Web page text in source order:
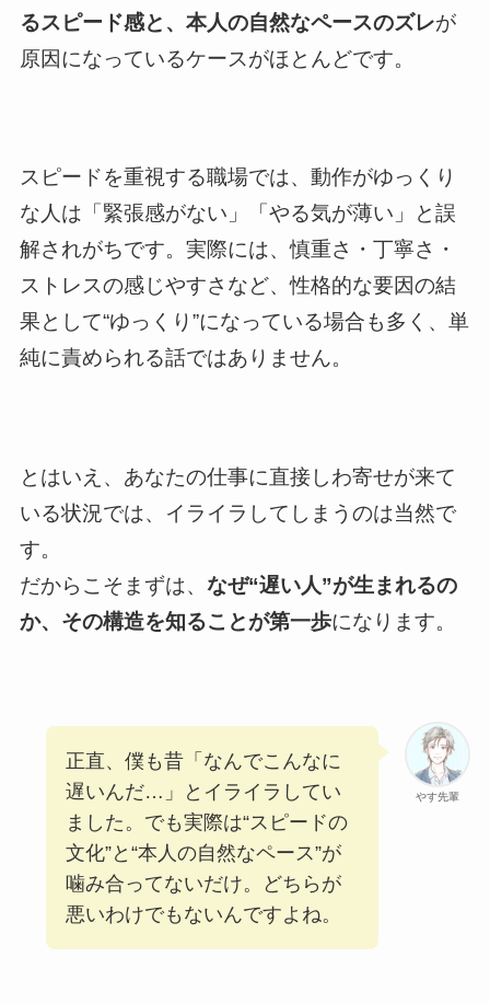
るスピード感と、本人の自然なペースのズレが
原因になっているケースがほとんどです。
スピードを重視する職場では、動作がゆっくり
な人は「緊張感がない」「やる気が薄い」と誤
解されがちです。実際には、慎重さ・丁寧さ・
ストレスの感じやすさなど、性格的な要因の結
果として“ゆっくり”になっている場合も多く、単
純に責められる話ではありません。
とはいえ、あなたの仕事に直接しわ寄せが来て
いる状況では、イライラしてしまうのは当然で
す。
だからこそまずは、 なぜ“遅い人”が生まれるの
か、その構造を知ることが第一歩になります。
やす先輩
正直、僕も昔「なんでこんなに
遅いんだ…」とイライラしてい
ました。でも実際は“スピードの
文化”と“本人の自然なペース”が
噛み合ってないだけ。どちらが
悪いわけでもないんですよね。